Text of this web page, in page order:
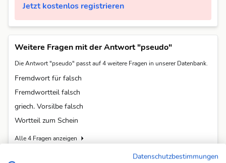
Jetzt kostenlos registrieren
Weitere Fragen mit der Antwort "pseudo"
Die Antwort "pseudo" passt auf 4 weitere Fragen in unserer Datenbank.
Fremdwort für falsch
Fremdwortteil falsch
griech. Vorsilbe falsch
Wortteil zum Schein
Alle 4 Fragen anzeigen
Datenschutzbestimmungen